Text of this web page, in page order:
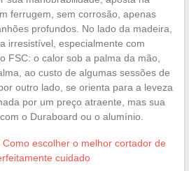
ferrugem, sem corrosão, apenas
profundos. No lado da madeira,
irresistível, especialmente com
FSC: o calor sob a palma da mão,
ao custo de algumas sessões de
outro lado, se orienta para a leveza
por um preço atraente, mas sua
o Duraboard ou o alumínio.
Como escolher o melhor cortador de
cuidado